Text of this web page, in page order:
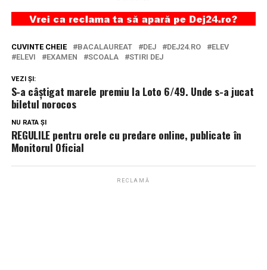
CUVINTE CHEIE BACALAUREAT DEJ DEJ24.RO
ELEV
ELEVI
EXAMEN SCOALA STIRI DEJ
VEZI ȘI:
S-a câștigat marele premiu la Loto 6/49. Unde s-a jucat
biletul norocos
NU RATA ȘI
REGULILE pentru orele cu predare online, publicate în
Monitorul Oficial
RECLAMĂ